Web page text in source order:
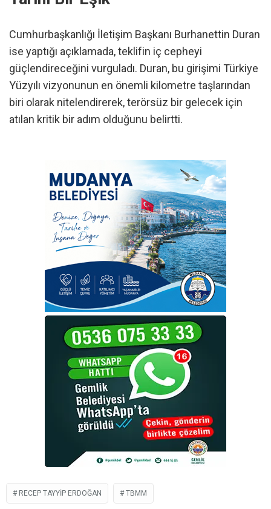
Cumhurbaşkanlığı İletişim Başkanı Burhanettin Duran
ise yaptığı açıklamada, teklifin iç cepheyi
güçlendireceğini vurguladı. Duran, bu girişimi Türkiye
Yüzyılı vizyonunun en önemli kilometre taşlarından
biri olarak nitelendirerek, terörsüz bir gelecek için
atılan kritik bir adım olduğunu belirtti.
RECEP TAYYIP ERDOĞAN TBMM